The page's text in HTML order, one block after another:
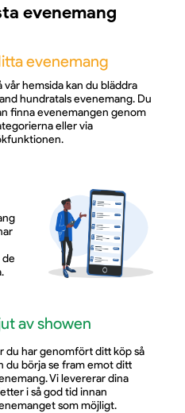
evenemang
evenemang
vår hemsida kan du bläddra
hundratals evenemang. Du
finna evenemangen genom
eller via
av showen
du har genomfört ditt köp så
du börja se fram emot ditt
Vi levererar dina
i så god tid innan
som möjligt.